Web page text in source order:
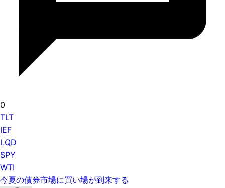
0
TLT
IEF
LQD
SPY
WTI
今夏の債券市場に買い場が到来する